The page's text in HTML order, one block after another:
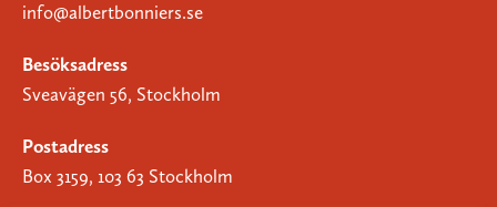
info@albertbonniers.se
Besöksadress
Sveavägen 56, Stockholm
Postadress
Box 3159, 103 63 Stockholm